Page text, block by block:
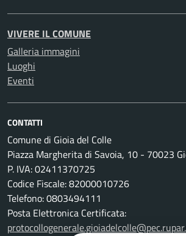
VIVERE IL COMUNE
Galleria immagini
Luoghi
Eventi
CONTATTI
Comune di Gioia del Colle
Piazza Margherita di Savoia, 10 - 70023
P. IVA: 02411370725
Codice Fiscale: 82000010726
Telefono: 0803494111
Posta Elettronica Certificata: